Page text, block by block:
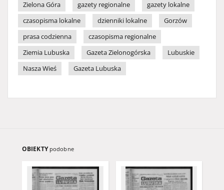
Zielona Góra
gazety regionalne
gazety lokalne
czasopisma lokalne
dzienniki lokalne
Gorzów
prasa codzienna
czasopisma regionalne
Ziemia Lubuska
Gazeta Zielonogórska
Lubuskie
Nasza Wieś
Gazeta Lubuska
OBIEKTY podobne